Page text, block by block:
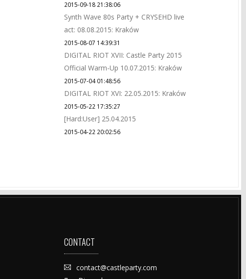
2015-09-18 21:38:06
Synth Wave 80s Party + CRYSEHD live
act: 08.08.2015: Kraków
2015-08-07 14:39:31
DIGITAL RIOT XVII: Castle Party 2015
Official Warm-Up 10.07.2015: Kraków
2015-07-04 01:48:56
DIGITAL RIOT XVI: 22.05.2015: Kraków
2015-05-22 17:35:27
[Hard:User] 25.04.2015
2015-04-22 20:02:56
CONTACT
contact@castleparty.com